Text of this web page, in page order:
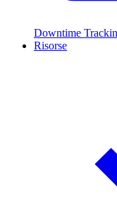
Downtime
Risorse